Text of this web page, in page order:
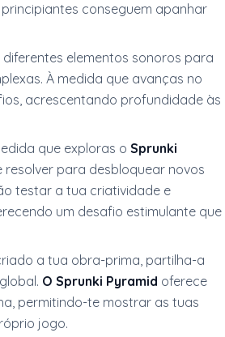
conseguem apanhar
diferentes elementos sonoros para
À medida que avanças no
acrescentando profundidade às
que exploras o Sprunki
para desbloquear novos
testar a tua criatividade e
um desafio estimulante que
a tua obra-prima, partilha-a
O Sprunki Pyramid oferece
permitindo-te mostrar as tuas
jogo.